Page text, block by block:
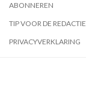
ABONNEREN
TIP VOOR DE REDACTIE
PRIVACYVERKLARING